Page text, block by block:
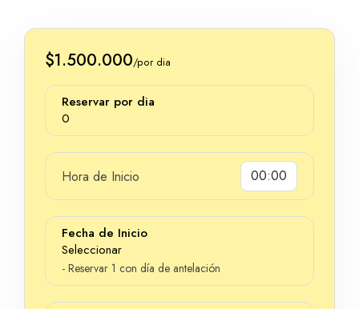
$1.500.000/por dia
Reservar por dia
0
Dias
Hora de Inicio
Fecha de Inicio
Seleccionar
- Reservar 1 con día de antelación